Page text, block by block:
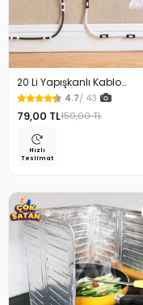
20 Li Yapışkanlı Kablo
Sabitleyici Şeffaf Klips
4.7/ 43
79,00 TL150,00 TL
Hızlı
Teslimat